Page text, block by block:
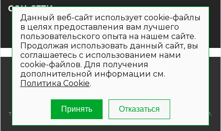
СОЦ СЕТИ
© 2019- 2026. Общество с ограниченной ответственностью
«Кронекс»
Информация на сайте носит рекламно-информационный
товаров и (или) услуг , пожалуйста, обращайтесь по телефонам,
Данный веб-сайт использует cookie-файлы
в целях предоставления вам лучшего
пользовательского опыта на нашем сайте.
Продолжая использовать данный сайт, вы
соглашаетесь с использованием нами
cookie-файлов. Для получения
дополнительной информации см.
Политика Cookie.
Принять Отказаться